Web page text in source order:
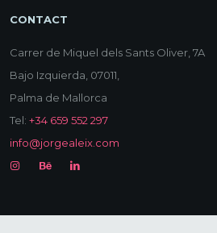
CONTACT
Carrer de Miquel dels Sants Oliver, 7A
Bajo Izquierda, 07011,
Palma de Mallorca
Tel:+34 659 552 297
info@jorgealeix.com